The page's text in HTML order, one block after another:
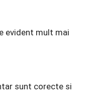
evident mult mai
sunt corecte si